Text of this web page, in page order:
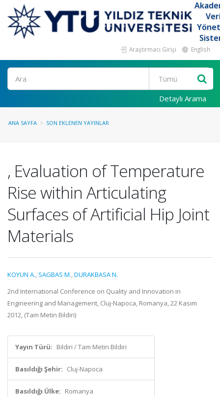
Araştırmacı Girişi English
Ara
Detaylı Arama
ANA SAYFA SON EKLENEN YAYINLAR
, Evaluation of Temperature
Rise within Articulating
Surfaces of Artificial Hip Joint
Materials
KOYUN A., SAGBAS M.,DURAKBASA N.
2nd International Conference on Quality and Innovation in
Engineering and Management, Cluj-Napoca, Romanya, 22 Kasım
2012, (Tam Metin Bildiri)
Yayın Türü: Bildiri / Tam Metin Bildiri
Basıldığı Şehir: Cluj-Napoca
Basıldığı Ülke: Romanya